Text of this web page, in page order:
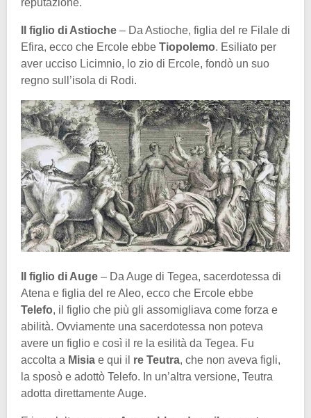
reputazione.
Il figlio di Astioche – Da Astioche, figlia del re Filale di
Efira, ecco che Ercole ebbe Tiopolemo. Esiliato per
aver ucciso Licimnio, lo zio di Ercole, fondò un suo
regno sull’isola di Rodi.
Il figlio di Auge – Da Auge di Tegea, sacerdotessa di
Atena e figlia del re Aleo, ecco che Ercole ebbe
Telefo, il figlio che più gli assomigliava come forza e
abilità. Ovviamente una sacerdotessa non poteva
avere un figlio e così il re la esilità da Tegea. Fu
accolta a Misia e qui il re Teutra, che non aveva figli,
la sposò e adottò Telefo. In un’altra versione, Teutra
adotta direttamente Auge.